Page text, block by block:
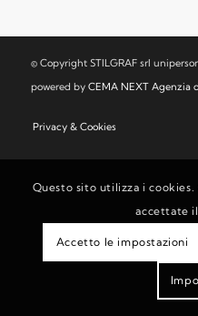
© Copyright STILGRAF srl
powered by CEMA NEXT Agenzia
Privacy & Cookies
Questo sito utilizza i
accettate
Accetto le impostazioni